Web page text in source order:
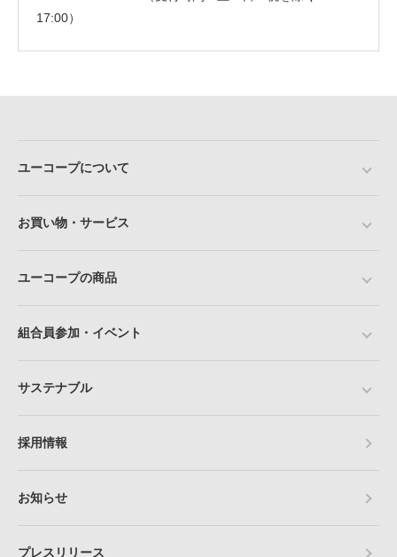
17:00）
ユーコープについて
お買い物・サービス
ユーコープの商品
組合員参加・イベント
サステナブル
採用情報
お知らせ
プレスリリース